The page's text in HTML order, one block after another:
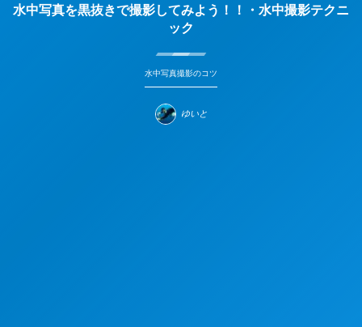
水中写真を黒抜きで撮影してみよう！！・水中撮影テクニ
ック
水中写真撮影のコツ
ゆいと